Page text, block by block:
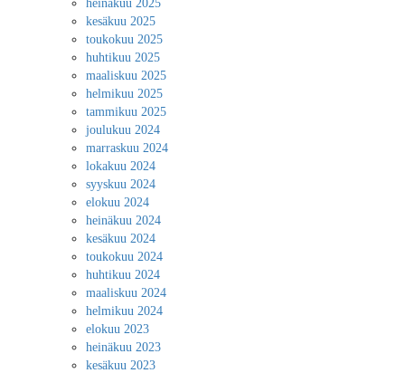
heinäkuu 2025
kesäkuu 2025
toukokuu 2025
huhtikuu 2025
maaliskuu 2025
helmikuu 2025
tammikuu 2025
joulukuu 2024
marraskuu 2024
lokakuu 2024
syyskuu 2024
elokuu 2024
heinäkuu 2024
kesäkuu 2024
toukokuu 2024
huhtikuu 2024
maaliskuu 2024
helmikuu 2024
elokuu 2023
heinäkuu 2023
kesäkuu 2023